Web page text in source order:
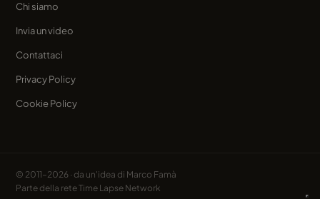
Chi siamo
Invia un video
Contattaci
Privacy Policy
Cookie Policy
© 2011–2026 · da un'idea di Marco Famà
Parte della reteTime Lapse Network